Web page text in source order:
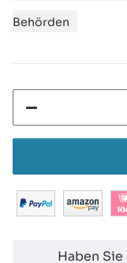
Behörden
Haben